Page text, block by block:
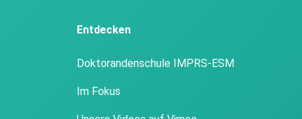
Entdecken
Doktorandenschule IMPRS-ESM
Im Fokus